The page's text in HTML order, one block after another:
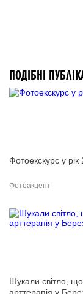
ПОДІБНІ
Фотоекскурс у
Фотоакцент
Шукали світло,